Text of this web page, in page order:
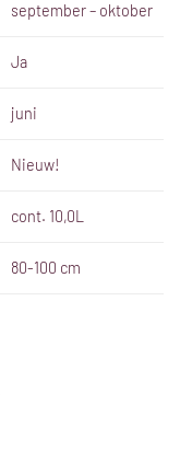
september – oktober
Ja
juni
Nieuw!
cont. 10,0L
80-100 cm